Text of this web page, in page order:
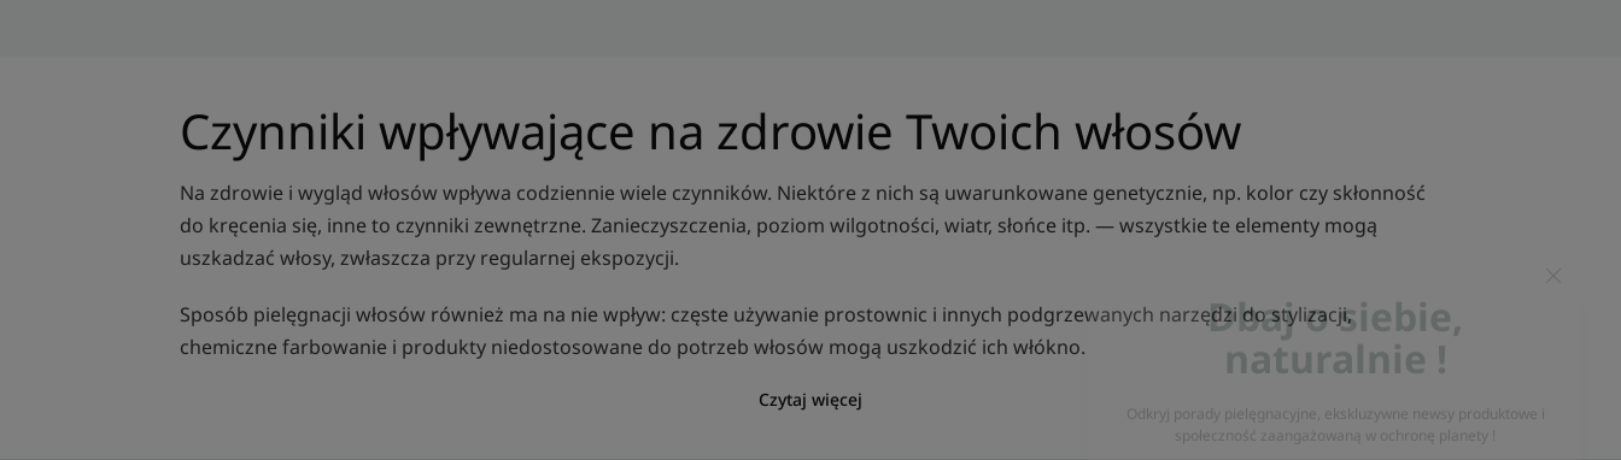
Czynniki wpływające na zdrowie Twoich włosów
Na zdrowie i wygląd włosów wpływa codziennie wiele czynników. Niektóre z nich są uwarunkowane genetycznie, np. kolor czy skłonność
do kręcenia się, inne to czynniki zewnętrzne. Zanieczyszczenia, poziom wilgotności, wiatr, słońce itp. — wszystkie te elementy mogą
uszkadzać włosy, zwłaszcza przy regularnej ekspozycji.
Sposób pielęgnacji włosów również ma na nie wpływ: częste używanie prostownic i innych podgrzewanych narzędzi do stylizacji,
chemiczne farbowanie i produkty niedostosowane do potrzeb włosów mogą uszkodzić ich włókno.
Czytaj więcej
Dbaj o siebie,
naturalnie !